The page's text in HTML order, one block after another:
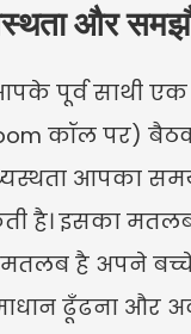
और
पूर्व साथी
कॉल पर)
आपका
है। इसका
है अपने
ढूँढना और